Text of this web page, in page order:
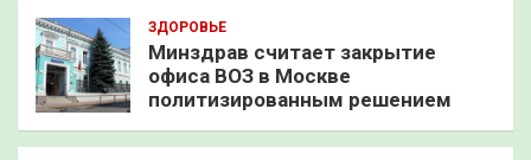
ЗДОРОВЬЕ
Минздрав считает закрытие
офиса ВОЗ в Москве
политизированным решением